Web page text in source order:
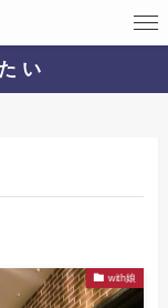
い
with娘